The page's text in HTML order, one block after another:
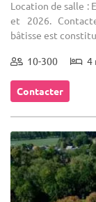
Location de salle :
et 2026.
bâtisse est
10-300 4
Contacter